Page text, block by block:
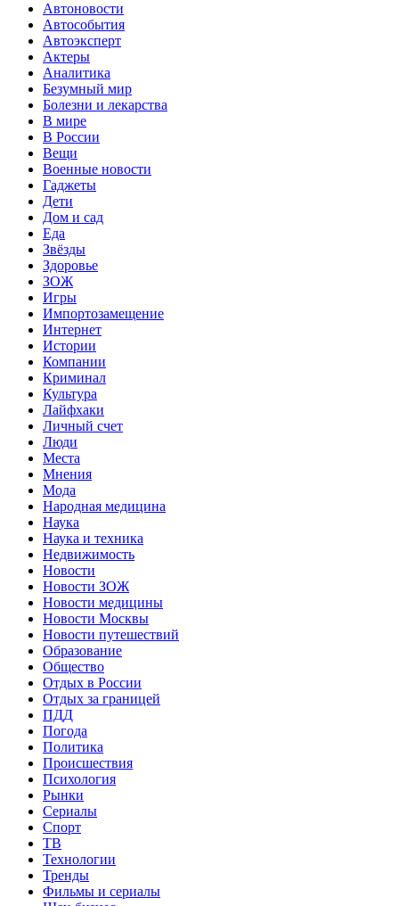
Автоновости
Автособытия
Автоэксперт
Актеры
Аналитика
Безумный мир
Болезни и лекарства
В мире
В России
Вещи
Военные новости
Гаджеты
Дети
Дом и сад
Еда
Звёзды
Здоровье
ЗОЖ
Игры
Импортозамещение
Интернет
Истории
Компании
Криминал
Культура
Лайфхаки
Личный счет
Люди
Места
Мнения
Мода
Народная медицина
Наука
Наука и техника
Недвижимость
Новости
Новости ЗОЖ
Новости медицины
Новости Москвы
Новости путешествий
Образование
Общество
Отдых в России
Отдых за границей
ПДД
Погода
Политика
Происшествия
Психология
Рынки
Сериалы
Спорт
ТВ
Технологии
Тренды
Фильмы и сериалы